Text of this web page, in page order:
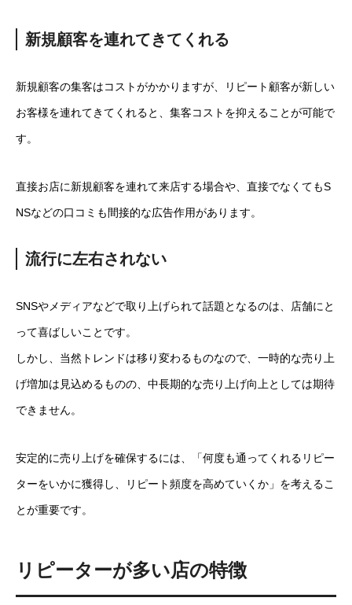
新規顧客を連れてきてくれる
新規顧客の集客はコストがかかりますが、リピート顧客が新しい
お客様を連れてきてくれると、集客コストを抑えることが可能で
す。
直接お店に新規顧客を連れて来店する場合や、直接でなくてもS
NSなどの口コミも間接的な広告作用があります。
流行に左右されない
SNSやメディアなどで取り上げられて話題となるのは、店舗にと
って喜ばしいことです。
しかし、当然トレンドは移り変わるものなので、一時的な売り上
げ増加は見込めるものの、中長期的な売り上げ向上としては期待
できません。
安定的に売り上げを確保するには、「何度も通ってくれるリピー
ターをいかに獲得し、リピート頻度を高めていくか」を考えるこ
とが重要です。
リピーターが多い店の特徴